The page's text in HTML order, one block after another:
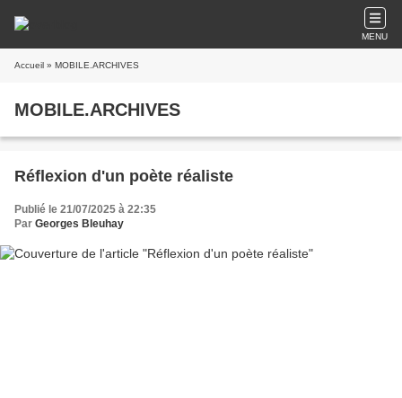
MENU
Accueil » MOBILE.ARCHIVES
MOBILE.ARCHIVES
Réflexion d'un poète réaliste
Publié le 21/07/2025 à 22:35
Par Georges Bleuhay